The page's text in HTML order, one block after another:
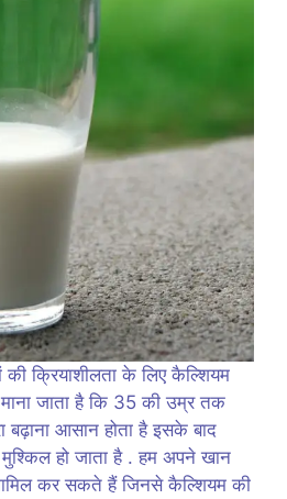
क्रियाशीलता के लिए कैल्शियम
जाता है कि 35 की उम्र तक
बढ़ाना आसान होता है इसके बाद
मुश्किल हो जाता है . हम अपने खान
कर सकते हैं जिनसे कैल्शियम की